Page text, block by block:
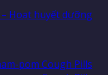
Hoạt huyết dưỡng